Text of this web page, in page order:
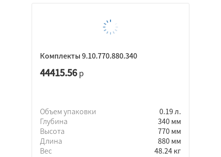
Комплекты 9.10.770.880.340
44415.56р
Объем упаковки
0.19 л.
Глубина
340 мм
Высота
770 мм
Длина
880 мм
Вес
48.24 кг